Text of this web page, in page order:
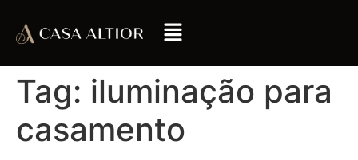
Tag: iluminação para
casamento